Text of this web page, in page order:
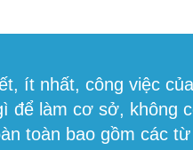
ít nhất, công việc
để làm cơ sở, không
toàn bao gồm các